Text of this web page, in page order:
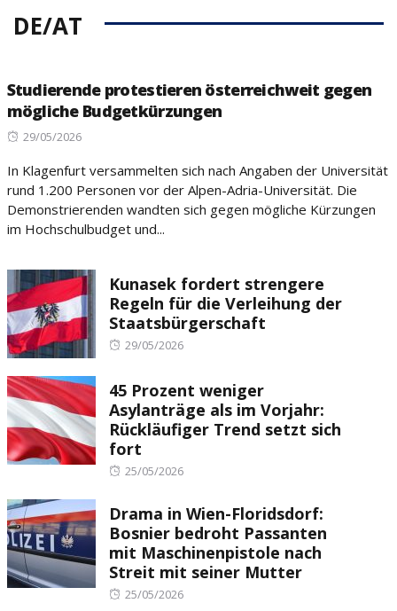
DE/AT
Studierende protestieren österreichweit gegen
mögliche Budgetkürzungen
Posted
29/05/2026
In Klagenfurt versammelten sich nach Angaben der Universität
rund 1.200 Personen vor der Alpen-Adria-Universität. Die
Demonstrierenden wandten sich gegen mögliche Kürzungen
im Hochschulbudget und...
Kunasek fordert strengere
Regeln für die Verleihung der
Staatsbürgerschaft
Posted
29/05/2026
45 Prozent weniger
Asylanträge als im Vorjahr:
Rückläufiger Trend setzt sich
fort
Posted
25/05/2026
Drama in Wien-Floridsdorf:
Bosnier bedroht Passanten
mit Maschinenpistole nach
Streit mit seiner Mutter
Posted
25/05/2026